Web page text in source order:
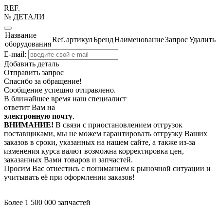
REF.
№ ДЕТАЛИ
Название
оборудования
Ref.артикулБрендНаименованиеЗапросУдалить
E-mail:
Добавить деталь
Отправить запрос
Спасибо за обращение!
Сообщение успешно отправлено.
В ближайшее время наш специалист
ответит Вам на
электронную почту.
ВНИМАНИЕ! В связи с приостановлением отгрузок
поставщиками, мы не можем гарантировать отгрузку Ваших
заказов в сроки, указанных на нашем сайте, а также из-за
изменения курса валют возможна корректировка цен,
заказанных Вами товаров и запчастей.
Просим Вас отнестись с пониманием к рыночной ситуации и
учитывать её при оформлении заказов!
Более 1 500 000 запчастей